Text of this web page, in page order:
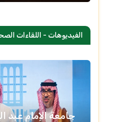
الفيديوهات - اللقاءات
جامعة الإمام عبد